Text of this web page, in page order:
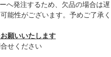
へ発注するため、欠品の場合は遅
能性がございます。予めご了承く
願いいたします
せください